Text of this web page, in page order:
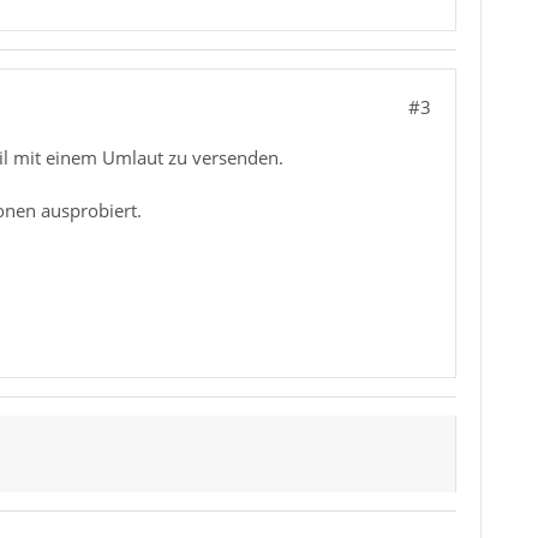
#3
mit einem Umlaut zu versenden.
ausprobiert.